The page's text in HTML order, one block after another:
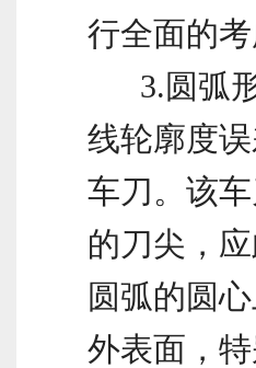
行全面的
3.圆弧形
线轮廓度
车刀。该
的刀尖，
圆弧的圆
外表面，